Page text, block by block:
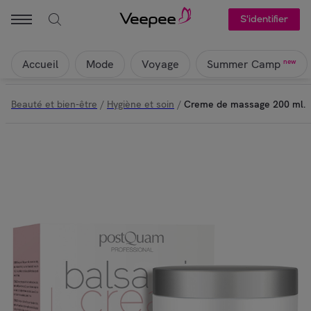
S'identifier
Accueil Mode Voyage Summer Camp new
Beauté et bien-être / Hygiène et soin / Creme de massage 200 ml.